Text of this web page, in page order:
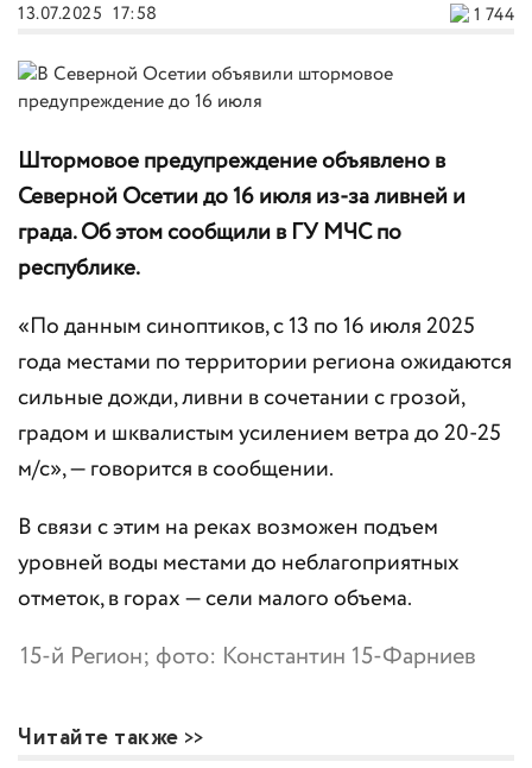
13.07.2025 17:58 1 744
Штормовое предупреждение объявлено в
Северной Осетии до 16 июля из-за ливней и
града. Об этом сообщили в ГУ МЧС по
республике.
«По данным синоптиков, с 13 по 16 июля 2025
года местами по территории региона ожидаются
сильные дожди, ливни в сочетании с грозой,
градом и шквалистым усилением ветра до 20-25
м/с», — говорится в сообщении.
В связи с этим на реках возможен подъем
уровней воды местами до неблагоприятных
отметок, в горах — сели малого объема.
15-й Регион; фото: Константин 15-Фарниев
Читайте также